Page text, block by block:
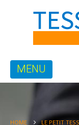
HOME
LE PETIT